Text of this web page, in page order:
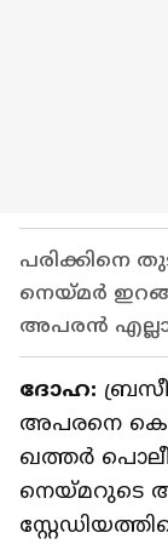
പരിക്കിനെ
നെയ്‌മർ
അപരന്‍
ദോഹ:
അപരനെ
ഖത്തർ
നെയ്‌മറുടെ